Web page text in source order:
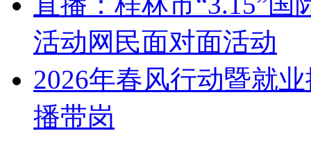
活动网民面对面活动
2026年春风行动暨就
播带岗